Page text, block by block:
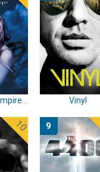
Buffy the Vampire Slayer Vinyl
10 9